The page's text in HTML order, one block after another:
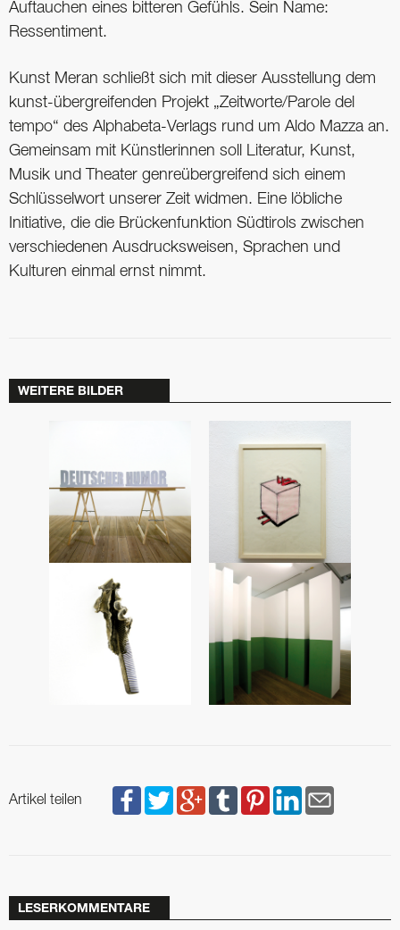
Auftauchen eines bitteren Gefühls. Sein Name:
Ressentiment.
Kunst Meran schließt sich mit dieser Ausstellung dem
kunst-übergreifenden Projekt „Zeitworte/Parole del
tempo“ des Alphabeta-Verlags rund um Aldo Mazza an.
Gemeinsam mit Künstlerinnen soll Literatur, Kunst,
Musik und Theater genreübergreifend sich einem
Schlüsselwort unserer Zeit widmen. Eine löbliche
Initiative, die die Brückenfunktion Südtirols zwischen
verschiedenen Ausdrucksweisen, Sprachen und
Kulturen einmal ernst nimmt.
WEITERE BILDER
Artikel teilen
LESERKOMMENTARE